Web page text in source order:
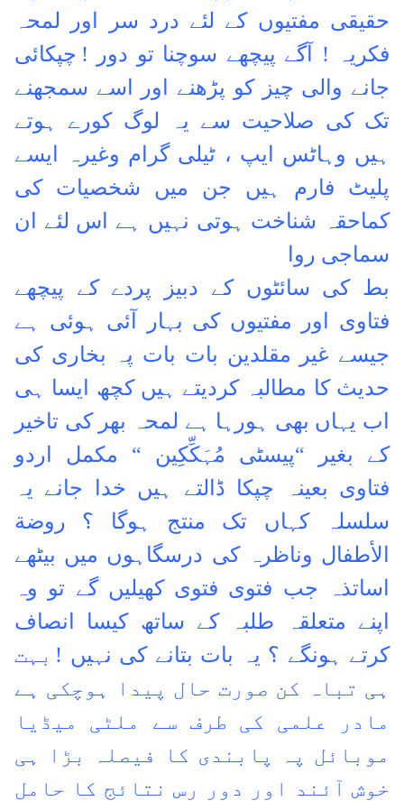
حقیقی مفتیوں کے لئے درد سر اور لمحہ
فکریہ !
آگے پیچھے سوچنا تو دور ! چپکائی
جانے والی چیز کو پڑھنے اور اسے سمجھنے
تک کی صلاحیت سے یہ لوگ کورے ہوتے
ہیں وہاٹس ایپ ، ٹیلی گرام وغیرہ
ایسے
پلیٹ فارم ہیں جن میں شخصیات کی
کماحقہ شناخت ہوتی نہیں ہے
اس لئے ان
سماجی روا
بط کی سائٹوں کے دبیز پردے کے پیچھے
فتاوی اور مفتیوں کی بہار آئی ہوئی ہے
جیسے غیر مقلدین بات بات پہ بخاری کی
حدیث کا مطالبہ کردیتے ہیںکچھ ایسا ہی
اب یہاں بھی ہورہا ہے لمحہ بھر کی تاخیر
کے بغیر “پیسٹی مُہَکِّکِین “ مکمل اردو
فتاوی بعینہ چپکا ڈالتے ہیں خدا جانے یہ
سلسلہ کہاں تک منتج ہوگا ؟ روضة
الأطفال وناظرہ کی درسگاہوں میں بیٹھے
اساتذہ جب فتوی فتوی کھیلیں گے تو وہ
اپنے متعلقہ طلبہ کے ساتھ کیسا انصاف
کرتے ہونگے ؟ یہ بات بتانے کی نہیں ! بہت
ہی تباہ کن صورت حال پیدا ہوچکی ہے
مادر علمی کی طرف سے ملٹی میڈیا
موبائل پہ پابندی کا فیصلہ بڑا ہی
خوش آئند اور دور رس نتائج کا حامل